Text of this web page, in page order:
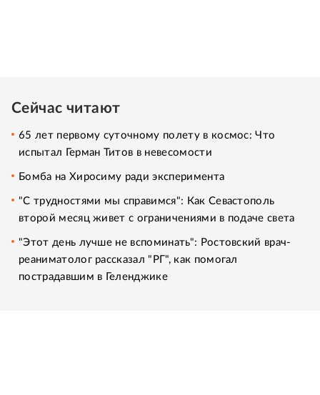
Сейчас читают
65 лет первому суточному полету в космос: Что
испытал Герман Титов в невесомости
Бомба на Хиросиму ради эксперимента
"С трудностями мы справимся": Как Севастополь
второй месяц живет с ограничениями в подаче света
"Этот день лучше не вспоминать": Ростовский врач-
реаниматолог рассказал "РГ", как помогал
пострадавшим в Геленджике